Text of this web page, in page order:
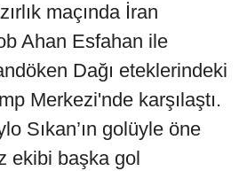
maçında İran
Ahan Esfahan ile
Dağı eteklerindeki
Merkezi'nde karşılaştı.
Sıkan’ın golüyle öne
ekibi başka gol